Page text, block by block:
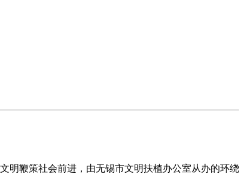
鞭策社会前进，由无锡市文明扶植办公室从办的环绕